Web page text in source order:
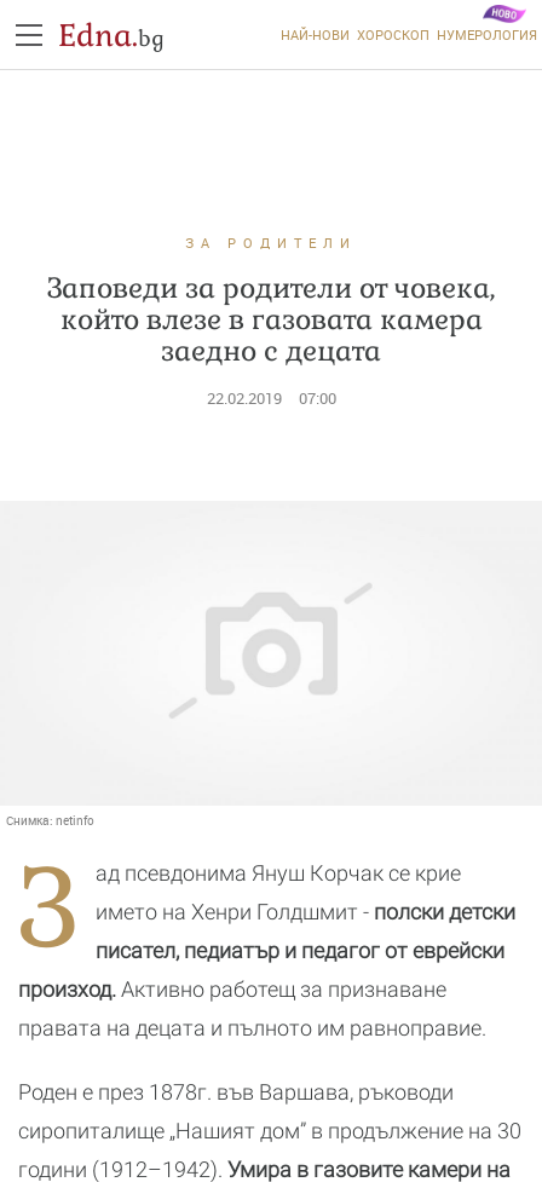
Edna.bg НАЙ-НОВИ ХОРОСКОП НУМЕРОЛОГИЯ
ЗА РОДИТЕЛИ
Заповеди за родители от човека,
който влезе в газовата камера
заедно с децата
22.02.2019 07:00
Снимка: netinfo
З
ад псевдонима Януш Корчак се крие
името на Хенри Голдшмит - полски детски
писател, педиатър и педагог от еврейски
произход.Активно работещ за признаване
правата на децата и пълното им равноправие.
Роден е през 1878г. във Варшава, ръководи
сиропиталище „Нашият дом” в продължение на 30
години (1912–1942). Умира в газовите камери на